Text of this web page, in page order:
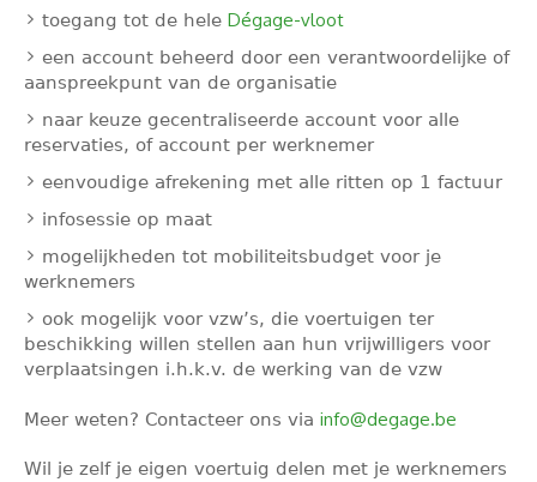
toegang tot de hele Dégage-vloot
een account beheerd door een verantwoordelijke of
aanspreekpunt van de organisatie
naar keuze gecentraliseerde account voor alle
reservaties, of account per werknemer
eenvoudige afrekening met alle ritten op 1 factuur
infosessie op maat
mogelijkheden tot mobiliteitsbudget voor je
werknemers
ook mogelijk voor vzw’s, die voertuigen ter
beschikking willen stellen aan hun vrijwilligers voor
verplaatsingen i.h.k.v. de werking van de vzw
Meer weten? Contacteer ons viainfo@degage.be
Wil je zelf je eigen voertuig delen met je werknemers